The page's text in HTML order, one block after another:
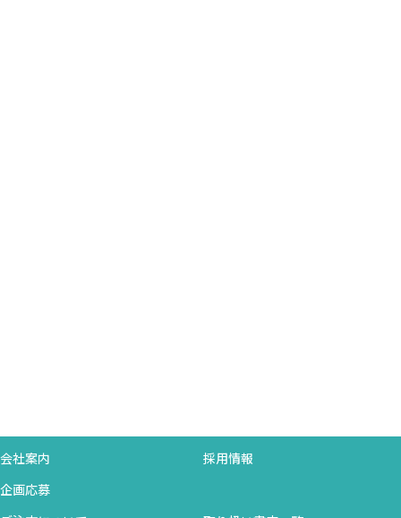
会社案内 採用情報
企画応募